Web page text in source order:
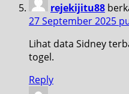
rejekijitu88
27 September 2025
Lihat data Sidney
togel.
Reply